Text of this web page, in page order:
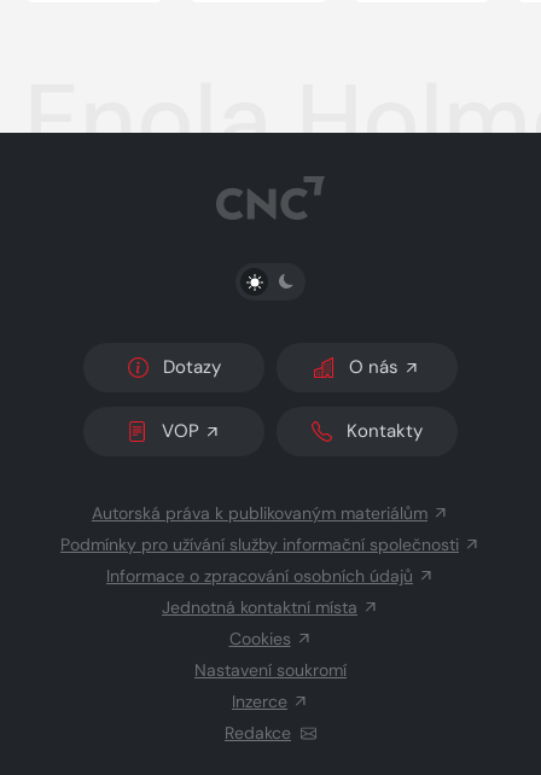
Enola
PŘEPNOUT SVĚTLÝ/TMAVÝ REŽIM
Dotazy O nás
VOP Kontakty
Autorská práva k publikovaným materiálům
Podmínky pro užívání služby informační společnosti
Informace o zpracování osobních údajů
Jednotná kontaktní místa
Cookies
Nastavení soukromí
Inzerce
Redakce